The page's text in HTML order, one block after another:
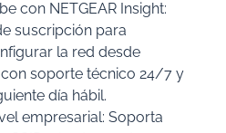
con NETGEAR Insight:
suscripción para
la red desde
soporte técnico 24/7 y
día hábil.
empresarial: Soporta